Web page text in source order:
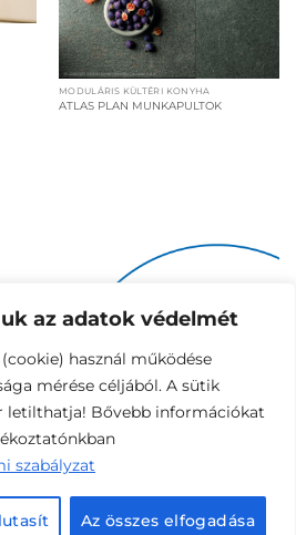
az adatok védelmét
használ működése
mérése céljából. A sütik
letilthatja! Bővebb információkat
szabályzat
Az összes elfogadása
MODULÁRIS KÜLTÉRI KONYHA
ATLAS PLAN MUNKAPULTOK
jog fenntartva!
MikroVPS Kft.